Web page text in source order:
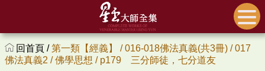
回首頁 /第一類【經義】 /016-018佛法真義(共3冊) /017
佛法真義2 /佛學思想 / p179 三分師徒，七分道友